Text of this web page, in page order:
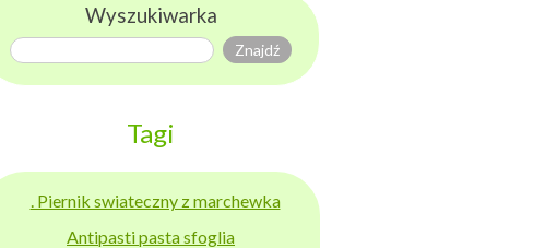
Wyszukiwarka
Tagi
. Piernik swiateczny z marchewka
Antipasti pasta sfoglia